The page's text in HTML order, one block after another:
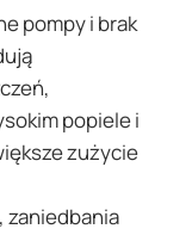
pompy i brak
popiele i
zużycie
zaniedbania